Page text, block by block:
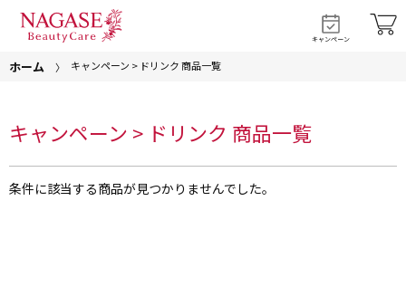
キャンペーン
ホーム キャンペーン > ドリンク 商品一覧
キャンペーン > ドリンク 商品一覧
条件に該当する商品が見つかりませんでした。